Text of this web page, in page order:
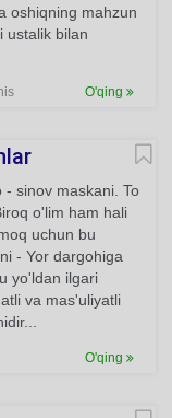
oshiqning mahzun
ustalik bilan
O'qing
sinov maskani. To
o'lim ham hali
uchun bu
- Yor dargohiga
yo'ldan ilgari
va mas'uliyatli
O'qing